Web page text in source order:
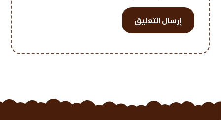
إرسال التعليق